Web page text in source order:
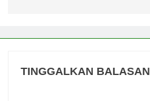
TINGGALKAN BALASAN